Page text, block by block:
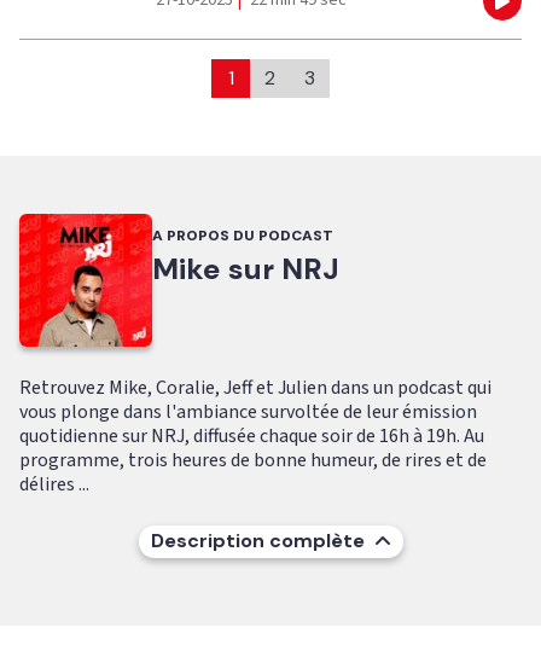
1 2 3
A PROPOS DU PODCAST
Mike sur NRJ
Retrouvez Mike, Coralie, Jeff et Julien dans un podcast qui
vous plonge dans l'ambiance survoltée de leur émission
quotidienne sur NRJ, diffusée chaque soir de 16h à 19h. Au
programme, trois heures de bonne humeur, de rires et de
délires ...
Description complète